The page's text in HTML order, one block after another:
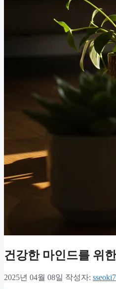
건강한 마인드를 위
2025년 04월 08일 작성자: